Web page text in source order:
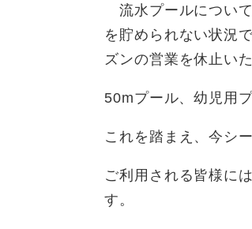
流水プールについ
を貯められない状況
ズンの営業を休止い
50mプール、幼児用
これを踏まえ、今シ
ご利用される皆様に
す。